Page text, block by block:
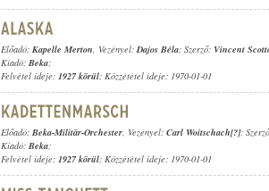
Előadó: Kapelle Merton, Vezényel:Dajos Béla; Szerző: Vincent
Kiadó: Beka;
Felvétel ideje: 1927 körül; Közzététel ideje: 1970-01-01
Előadó: Beka-Militär-Orchester, Vezényel: Carl Woitschach[?];
Kiadó: Beka;
Felvétel ideje: 1927 körül; Közzététel ideje: 1970-01-01